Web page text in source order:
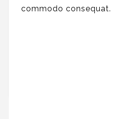
commodo consequat.